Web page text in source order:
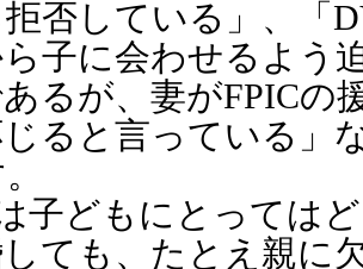
否している」、「
子に会わせるよう
るが、妻がFPICの
ると言っている」
子どもにとっては
しても、たとえ親に